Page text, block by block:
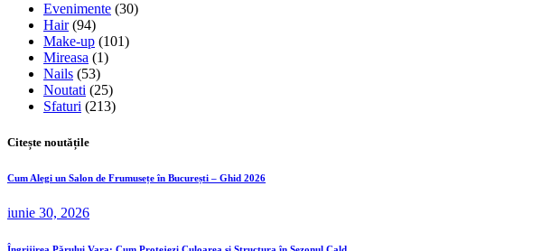
Evenimente (30)
Hair(94)
Make-up (101)
Mireasa (1)
Nails (53)
Noutati (25)
Sfaturi (213)
Citește noutățile
Cum Alegi un Salon de Frumusețe în București – Ghid 2026
iunie 30, 2026